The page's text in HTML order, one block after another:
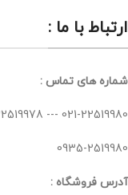
ارتباط با ما :
شماره های تماس :
021-22519980 --- 021-22519978 --- 021-22519941
0935-2519980
آدرس فروشگاه :